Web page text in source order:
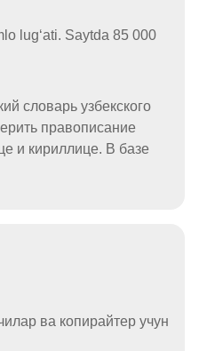
lugʻati. Saytda 85 000
словарь узбекского
правописание
и кириллице. В базе
ва копирайтер учун